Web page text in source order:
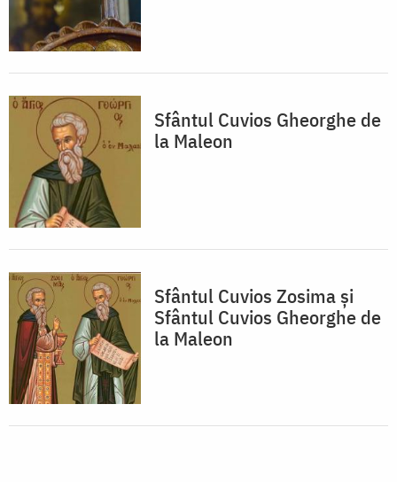
Sfântul Cuvios Gheorghe de
la Maleon
Sfântul Cuvios Zosima și
Sfântul Cuvios Gheorghe de
la Maleon